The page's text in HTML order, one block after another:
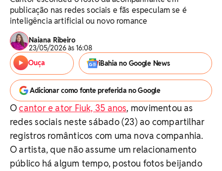
publicação nas redes sociais e fãs especulam se é
inteligência artificial ou novo romance
Naiana Ribeiro
23/05/2026 às 16:08
Ouça
iBahia no Google News
Adicionar como fonte preferida no Google
Ocantor e ator Fiuk, 35 anos, movimentou as
redes sociais neste sábado (23) ao compartilhar
registros românticos com uma nova companhia.
O artista, que não assume um relacionamento
público há algum tempo, postou fotos beijando